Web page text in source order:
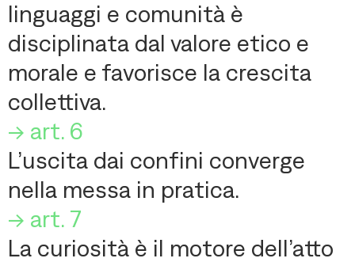
linguaggi e comunità è
disciplinata dal valore etico e
morale e favorisce la crescita
collettiva.
-> art. 6
L’uscita dai confini converge
nella messa in pratica.
-> art. 7
La curiosità è il motore dell’atto